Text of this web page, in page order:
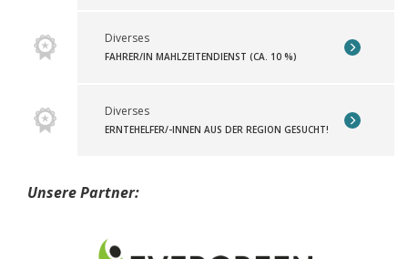
Diverses
FAHRER/IN MAHLZEITENDIENST (CA. 10 %)
Diverses
ERNTEHELFER/-INNEN AUS DER REGION GESUCHT!
Unsere Partner: